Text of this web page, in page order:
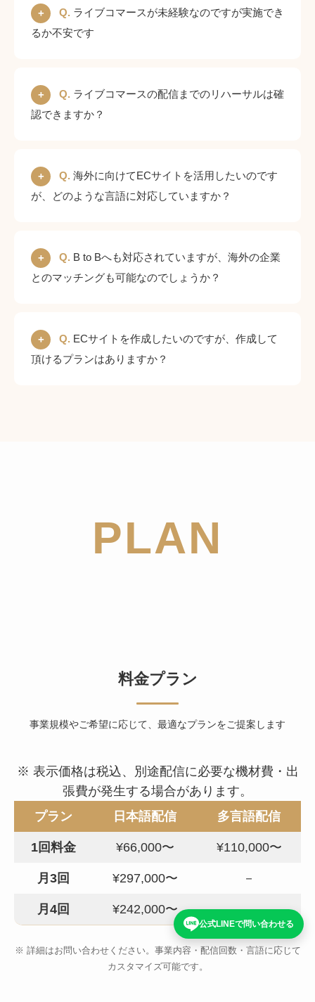
Q. ライブコマースが未経験なのですが実施でき
るか不安です
Q. ライブコマースの配信までのリハーサルは確
認できますか？
Q. 海外に向けてECサイトを活用したいのです
が、どのような言語に対応していますか？
Q. B to Bへも対応されていますが、海外の企業
とのマッチングも可能なのでしょうか？
Q. ECサイトを作成したいのですが、作成して
頂けるプランはありますか？
PLAN
料金プラン
事業規模やご希望に応じて、最適なプランをご提案します
プラン 日本語配信 多言語配信
1回料金 ¥66,000〜 ¥110,000〜
月3回 ¥297,000〜 －
月4回 ¥242,000〜 －
※ 表示価格は税込、別途配信に必要な機材費・出
張費が発生する場合があります。
※ 詳細はお問い合わせください。事業内容・配信回数・言語に応じて
カスタマイズ可能です。
公式LINEで問い合わせる